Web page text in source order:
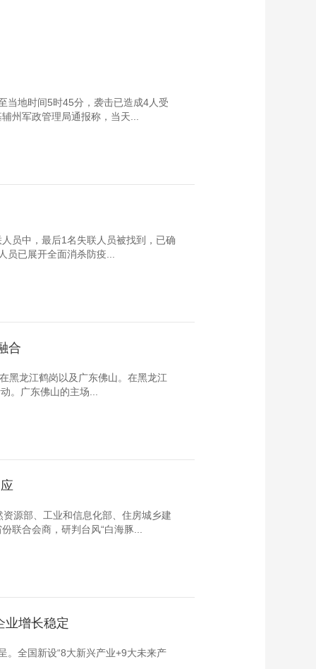
当地时间5时45分，袭击已造成4人受
州军政管理局通报称，当天...
员中，最后1名失联人员被找到，已确
已展开全面消杀防疫...
合
黑龙江鹤岗以及广东佛山。在黑龙江
。广东佛山的主场...
源部、工业和信息化部、住房城乡建
联合会商，研判台风“白海豚...
业增长稳定
。全国新设“8大新兴产业+9大未来产